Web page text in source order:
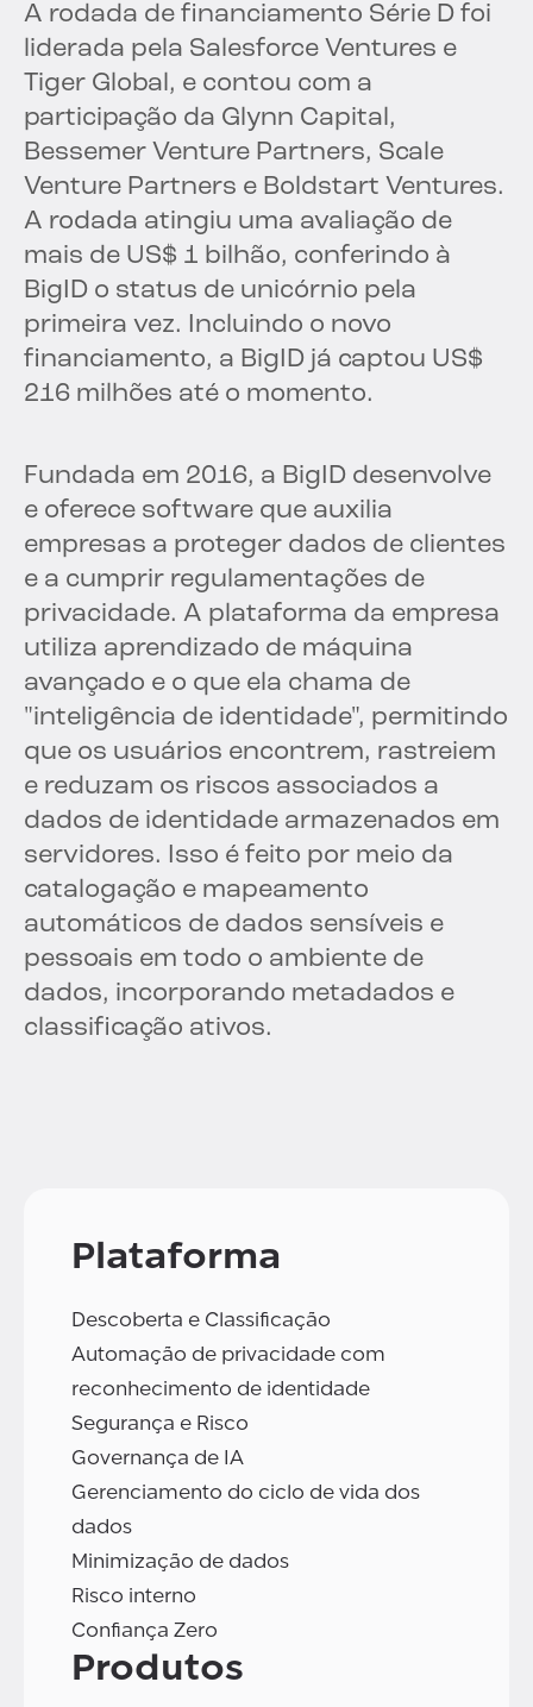
A rodada de financiamento Série D foi
liderada pela Salesforce Ventures e
Tiger Global, e contou com a
participação da Glynn Capital,
Bessemer Venture Partners, Scale
Venture Partners e Boldstart Ventures.
A rodada atingiu uma avaliação de
mais de US$ 1 bilhão, conferindo à
BigID o status de unicórnio pela
primeira vez. Incluindo o novo
financiamento, a BigID já captou US$
216 milhões até o momento.
Fundada em 2016, a BigID desenvolve
e oferece software que auxilia
empresas a proteger dados de clientes
e a cumprir regulamentações de
privacidade. A plataforma da empresa
utiliza aprendizado de máquina
avançado e o que ela chama de
"inteligência de identidade", permitindo
que os usuários encontrem, rastreiem
e reduzam os riscos associados a
dados de identidade armazenados em
servidores. Isso é feito por meio da
catalogação e mapeamento
automáticos de dados sensíveis e
pessoais em todo o ambiente de
dados, incorporando metadados e
classificação ativos.
Plataforma
Descoberta e Classificação
Automação de privacidade com
reconhecimento de identidade
Segurança e Risco
Governança de IA
Gerenciamento do ciclo de vida dos
dados
Minimização de dados
Risco interno
Confiança Zero
Produtos